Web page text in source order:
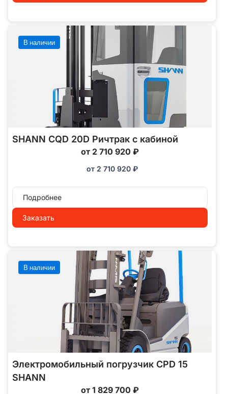
В наличии
SHANN CQD 20D Ричтрак с кабиной
от 2 710 920 ₽
от 2 710 920 ₽
Подробнее
Заказать
В наличии
Электромобильный погрузчик CPD 15
SHANN
от 1 829 700 ₽